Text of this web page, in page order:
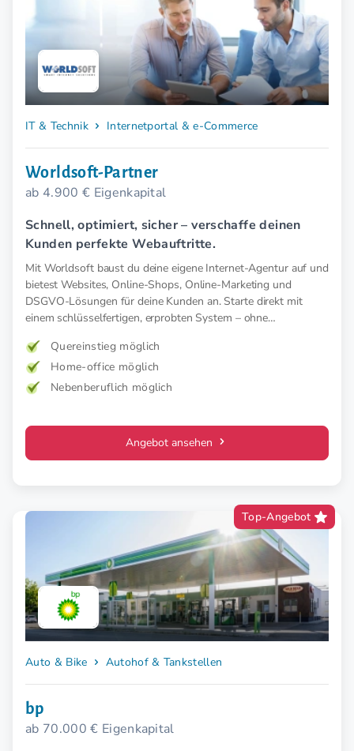
IT & Technik Internetportal & e-Commerce
Worldsoft-Partner
ab 4.900 € Eigenkapital
Schnell, optimiert, sicher – verschaffe deinen
Kunden perfekte Webauftritte.
Mit Worldsoft baust du deine eigene Internet-Agentur auf und
bietest Websites, Online-Shops, Online-Marketing und
DSGVO-Lösungen für deine Kunden an. Starte direkt mit
einem schlüsselfertigen, erprobten System – ohne
Quereinstieg möglich
Home-office möglich
Nebenberuflich möglich
Angebot ansehen
Top-Angebot
Auto & Bike Autohof & Tankstellen
bp
ab 70.000 € Eigenkapital